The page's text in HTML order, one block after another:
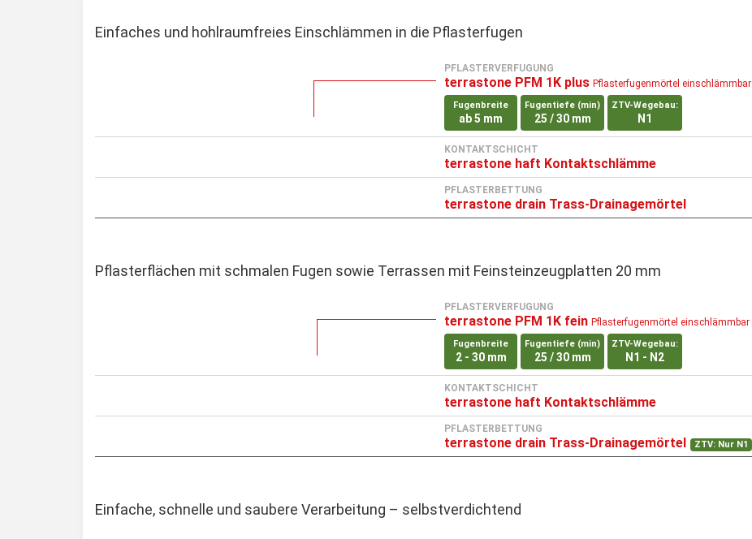
Einfaches und hohlraumfreies Einschlämmen in die Pflasterfugen
PFLASTERVERFUGUNG
terrastone PFM 1K plus Pflasterfugenmörtel einschlämmbar
Fugenbreite
ab 5 mm
Fugentiefe (min)
25 / 30 mm
ZTV-Wegebau:
N1
KONTAKTSCHICHT
terrastone haft Kontaktschlämme
PFLASTERBETTUNG
terrastone drain Trass-Drainagemörtel
Pflasterflächen mit schmalen Fugen sowie Terrassen mit Feinsteinzeugplatten 20 mm
PFLASTERVERFUGUNG
terrastone PFM 1K fein Pflasterfugenmörtel einschlämmbar
Fugenbreite
2 - 30 mm
Fugentiefe (min)
25 / 30 mm
ZTV-Wegebau:
N1 - N2
KONTAKTSCHICHT
terrastone haft Kontaktschlämme
PFLASTERBETTUNG
terrastone drain Trass-Drainagemörtel ZTV: Nur N1
Einfache, schnelle und saubere Verarbeitung – selbstverdichtend